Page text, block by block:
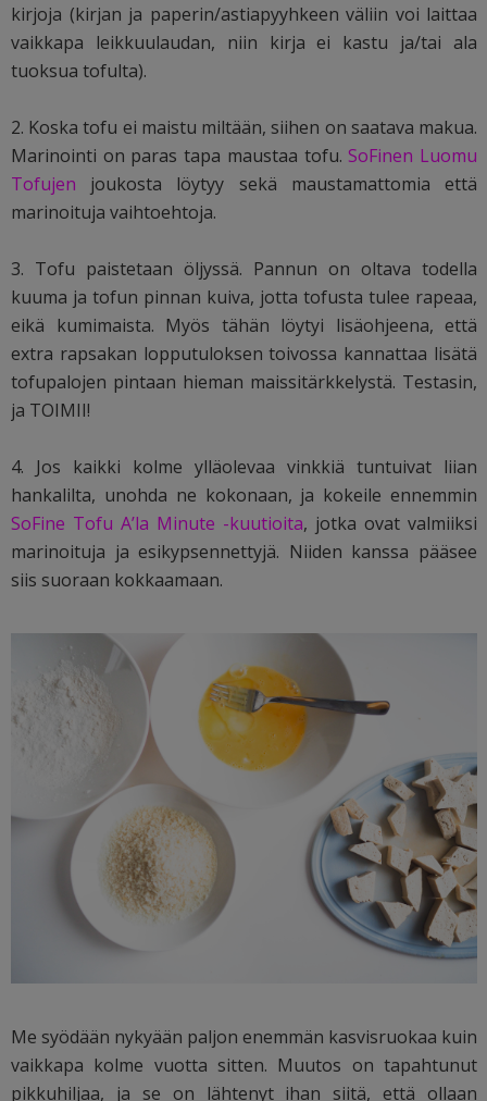
kirjoja (kirjan ja paperin/astiapyyhkeen väliin voi laittaa
vaikkapa leikkuulaudan, niin kirja ei kastu ja/tai ala
tuoksua tofulta).
2. Koska tofu ei maistu miltään, siihen on saatava makua.
Marinointi on paras tapa maustaa tofu.SoFinen Luomu
Tofujen joukosta löytyy sekä maustamattomia että
marinoituja vaihtoehtoja.
3. Tofu paistetaan öljyssä. Pannun on oltava todella
kuuma ja tofun pinnan kuiva, jotta tofusta tulee rapeaa,
eikä kumimaista. Myös tähän löytyi lisäohjeena, että
extra rapsakan lopputuloksen toivossa kannattaa lisätä
tofupalojen pintaan hieman maissitärkkelystä. Testasin,
ja TOIMII!
4. Jos kaikki kolme ylläolevaa vinkkiä tuntuivat liian
hankalilta, unohda ne kokonaan, ja kokeile ennemmin
SoFine Tofu A’la Minute -kuutioita, jotka ovat valmiiksi
marinoituja ja esikypsennettyjä. Niiden kanssa pääsee
siis suoraan kokkaamaan.
Me syödään nykyään paljon enemmän kasvisruokaa kuin
vaikkapa kolme vuotta sitten. Muutos on tapahtunut
pikkuhiljaa, ja se on lähtenyt ihan siitä, että ollaan